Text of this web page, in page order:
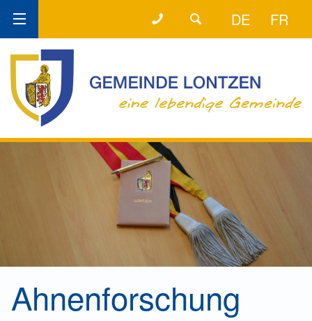
FR
DE
DER DIREKTE DRAHT! +32 (0) 87 89 80 50
Ahnenforschung